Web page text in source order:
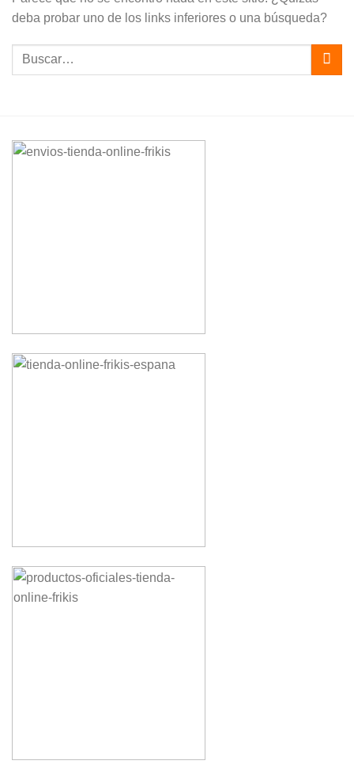
deba probar uno de los links inferiores o una búsqueda?